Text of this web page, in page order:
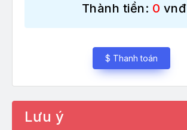
Like Livestream
Tăng like comment
Thành tiền: 0 vnđ
$ Thanh toán
Lưu ý